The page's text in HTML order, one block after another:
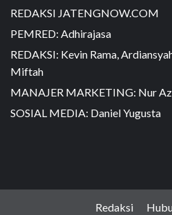
REDAKSI JATENGNOW.COM
PEMRED: Adhirajasa
REDAKSI: Kevin Rama,
Miftah
MANAJER MARKETING: Nur
SOSIAL MEDIA: Daniel Yugusta
Redaksi